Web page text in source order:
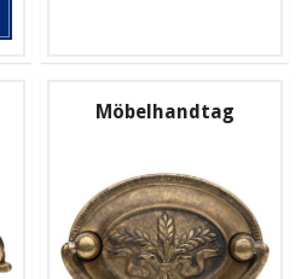
Möbelhandtag